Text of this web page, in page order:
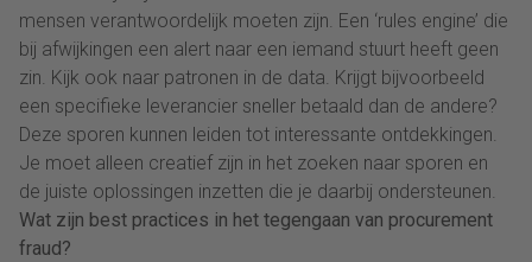
mensen verantwoordelijk moeten zijn. Een ‘rules engine’ die
bij afwijkingen een alert naar een iemand stuurt heeft geen
zin. Kijk ook naar patronen in de data. Krijgt bijvoorbeeld
een specifieke leverancier sneller betaald dan de andere?
Deze sporen kunnen leiden tot interessante ontdekkingen.
Je moet alleen creatief zijn in het zoeken naar sporen en
de juiste oplossingen inzetten die je daarbij ondersteunen.
Wat zijn best practices in het tegengaan van procurement
fraud?